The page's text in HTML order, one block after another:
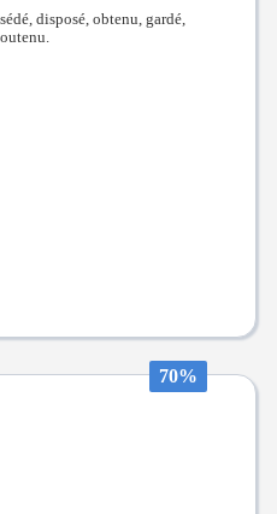
disposé, obtenu, gardé,
70%